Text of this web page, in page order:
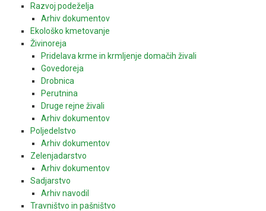
Razvoj podeželja
Arhiv dokumentov
Ekološko kmetovanje
Živinoreja
Pridelava krme in krmljenje domačih živali
Govedoreja
Drobnica
Perutnina
Druge rejne živali
Arhiv dokumentov
Poljedelstvo
Arhiv dokumentov
Zelenjadarstvo
Arhiv dokumentov
Sadjarstvo
Arhiv navodil
Travništvo in pašništvo